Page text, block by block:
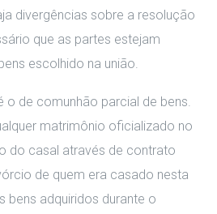
divergências sobre a resolução
que as partes estejam
escolhido na união.
o de comunhão parcial de bens.
matrimônio oficializado no
do casal através de contrato
de quem era casado nesta
bens adquiridos durante o